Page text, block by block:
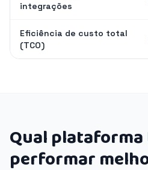
integrações
Eficiência de custo total
(TCO)
Qual plataforma
performar